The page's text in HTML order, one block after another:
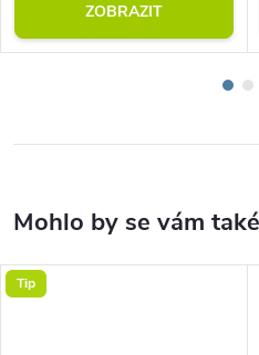
ZOBRAZIT
Tip